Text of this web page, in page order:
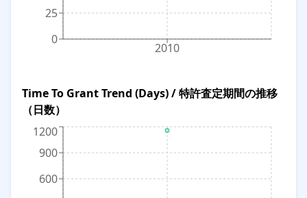
2010
0
25
Time To Grant Trend (Days) / 特許査定期間の推移
（日数）
600
900
1200